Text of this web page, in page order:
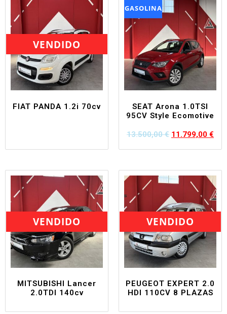
VENDIDO
FIAT PANDA 1.2i 70cv
GASOLINA
SEAT Arona 1.0TSI
95CV Style Ecomotive
13.500,00€ 11.799,00 €
VENDIDO
MITSUBISHI Lancer
2.0TDI 140cv
VENDIDO
PEUGEOT EXPERT 2.0
HDI 110CV 8 PLAZAS